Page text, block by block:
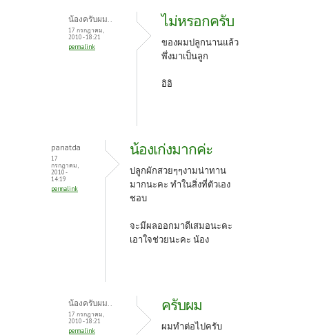
น้องครับผม..
17 กรกฎาคม,
2010 - 18:21
permalink
ไม่หรอกครับ
ของผมปลูกนานแล้ว
พึ่งมาเป็นลูก
อิอิ
panatda
17
กรกฎาคม,
2010 -
14:19
permalink
น้องเก่งมากค่ะ
ปลูกผักสวยๆๆงามน่าทาน
มากนะคะ ทำในสิ่งที่ตัวเอง
ชอบ
จะมีผลออกมาดีเสมอนะคะ
เอาใจช่วยนะคะ น้อง
น้องครับผม..
17 กรกฎาคม,
2010 - 18:21
permalink
ครับผม
ผมทำต่อไปครับ